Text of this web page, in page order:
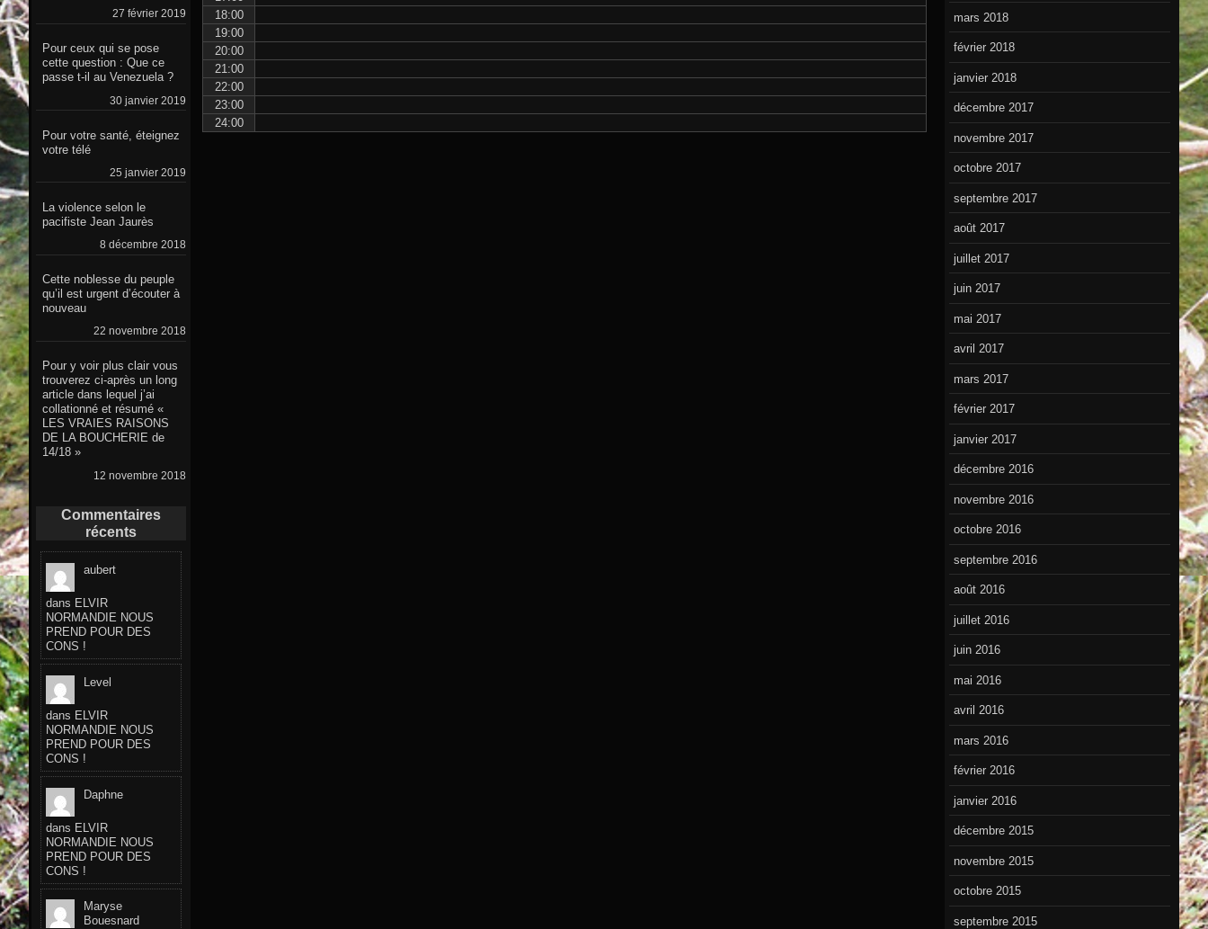
18:00
19:00
20:00
21:00
22:00
23:00
24:00
mars 2018
février 2018
janvier 2018
décembre 2017
novembre 2017
octobre 2017
septembre 2017
août 2017
juillet 2017
juin 2017
mai 2017
avril 2017
mars 2017
février 2017
janvier 2017
décembre 2016
novembre 2016
octobre 2016
septembre 2016
août 2016
juillet 2016
juin 2016
mai 2016
avril 2016
mars 2016
février 2016
janvier 2016
décembre 2015
novembre 2015
octobre 2015
septembre 2015
27 février 2019
Pour ceux qui se pose
cette question : Que ce
passe t-il au Venezuela ?
30 janvier 2019
Pour votre santé, éteignez
votre télé
25 janvier 2019
La violence selon le
pacifiste Jean Jaurès
8 décembre 2018
Cette noblesse du peuple
qu’il est urgent d’écouter à
nouveau
22 novembre 2018
Pour y voir plus clair vous
trouverez ci-après un long
article dans lequel j’ai
collationné et résumé «
LES VRAIES RAISONS
DE LA BOUCHERIE de
14/18 »
12 novembre 2018
Commentaires
récents
aubert
dans ELVIR
NORMANDIE NOUS
PREND POUR DES
CONS !
Level
dans ELVIR
NORMANDIE NOUS
PREND POUR DES
CONS !
Daphne
dans ELVIR
NORMANDIE NOUS
PREND POUR DES
CONS !
Maryse
Bouesnard